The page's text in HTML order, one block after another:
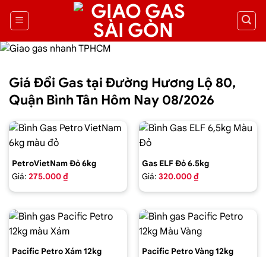
Giá Đổi Gas tại Đường Hương Lộ 80,
Quận Bình Tân Hôm Nay 08/2026
PetroVietNam Đỏ 6kg
Giá: 275.000 ₫
Gas ELF Đỏ 6.5kg
Giá: 320.000 ₫
Pacific Petro Xám 12kg
Pacific Petro Vàng 12kg